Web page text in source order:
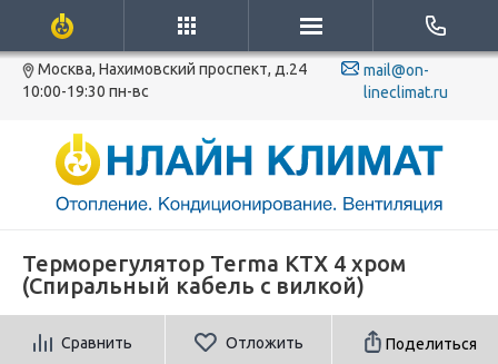
Москва, Нахимовский проспект, д.24
10:00-19:30 пн-вс
mail@on-
lineclimat.ru
Терморегулятор Terma KTX 4 хром
(Спиральный кабель с вилкой)
Сравнить Отложить Поделиться